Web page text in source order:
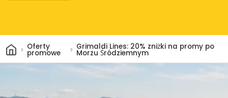
DomOferty
promowe
Grimaldi Lines: 20% zniżki na promy po
Morzu Śródziemnym